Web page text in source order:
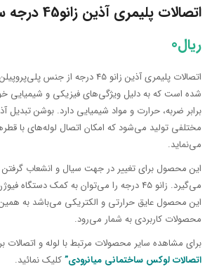
اتصالات پلیمری آذین زانو45 درجه سایز40
ریال0
شده است که به دلیل ویژگی‌های فیزیکی و شیمیایی
برابر ضربه، حرارت و مواد شیمیایی دارد. بوشن تبدیل
مختلفی تولید می‌شود که امکان اتصال لوله‌های با
می‌نماید.
این محصول برای تغییر در جهت سیال و انشعاب گرفتن
می‌گیرد. زانو 45 درجه را می‌توان به کمک
این محصول عایق حرارتی و الکتریکی می‌باشد به همین
محصولات کاربردی به شمار می‌رود.
برای مشاهده سایر محصولات مرتبط با لوله و اتصالات
اتصالات لوکس ساختمانی میانرودی”کلیک نمائید.